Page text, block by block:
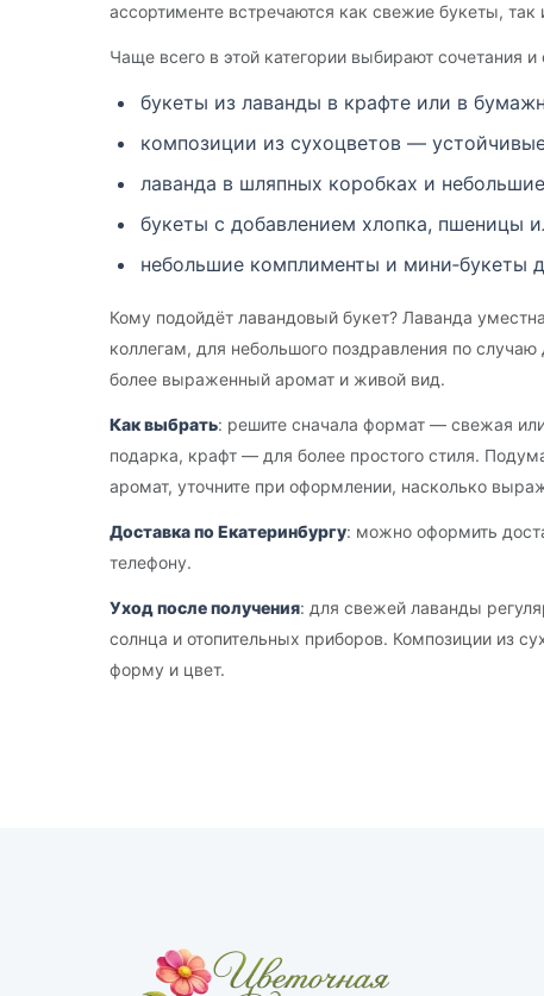
ассортименте встречаются как свежие букеты,
Чаще всего в этой категории выбирают сочетания
букеты из лаванды в крафте или в
композиции из сухоцветов —
лаванда в шляпных коробках и
букеты с добавлением хлопка, пшеницы
небольшие комплименты и мини‑букеты
Кому подойдёт лавандовый букет? Лаванда
коллегам, для небольшого поздравления по
более выраженный аромат и живой вид.
Как выбрать: решите сначала формат — свежая
подарка, крафт — для более простого стиля.
аромат, уточните при оформлении, насколько
Доставка по Екатеринбургу: можно оформить
телефону.
Уход после получения: для свежей лаванды
солнца и отопительных приборов. Композиции из
форму и цвет.